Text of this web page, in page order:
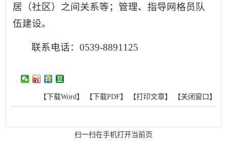
居（社区）之间关系等；管理、指导网格员队
伍建设。
联系电话：0539-8891125
【下载Word】 【下载PDF】 【打印文章】 【关闭窗口】
扫一扫在手机打开当前页